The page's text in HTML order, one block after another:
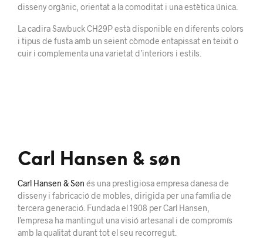
disseny orgànic, orientat a la comoditat i una estètica única.
La cadira Sawbuck CH29P està disponible en diferents colors
i tipus de fusta amb un seient còmode entapissat en teixit o
cuir i complementa una varietat d’interiors i estils.
Carl Hansen & søn
Carl Hansen & Søn és una prestigiosa empresa danesa de
disseny i fabricació de mobles, dirigida per una família de
tercera generació. Fundada el 1908 per Carl Hansen,
l’empresa ha mantingut una visió artesanal i de compromís
amb la qualitat durant tot el seu recorregut.